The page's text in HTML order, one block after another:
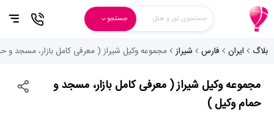
جستجوی تور و هتل جستجو
بلاگ ایران فارس شیراز مجموعه وکیل شیراز ( معرفی کامل بازار، مسجد و
مجموعه وکیل شیراز ( معرفی کامل بازار، مسجد و
حمام وکیل )